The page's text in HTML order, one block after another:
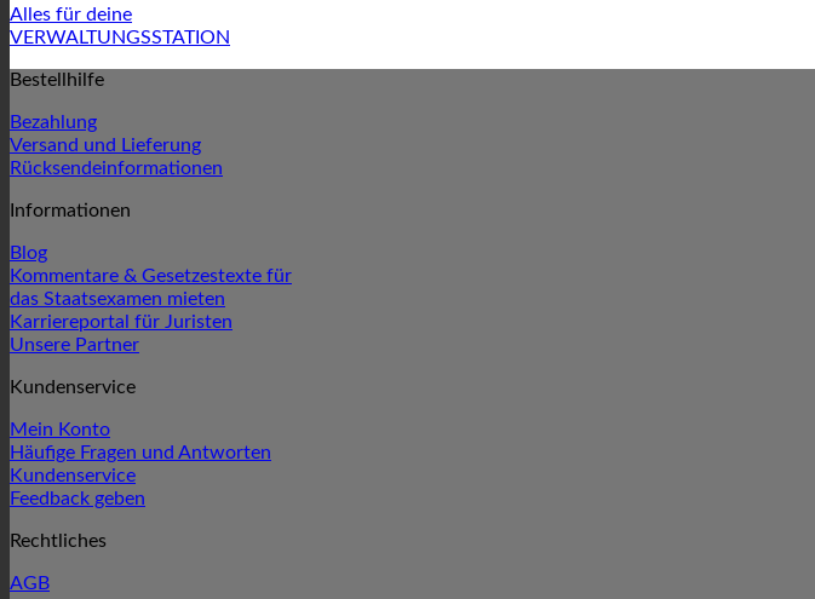
Alles für deine
VERWALTUNGSSTATION
Bestellhilfe
Bezahlung
Versand und Lieferung
Rücksendeinformationen
Informationen
Blog
Kommentare & Gesetzestexte für
das Staatsexamen mieten
Karriereportal für Juristen
Unsere Partner
Kundenservice
Mein Konto
Häufige Fragen und Antworten
Kundenservice
Feedback geben
Rechtliches
AGB